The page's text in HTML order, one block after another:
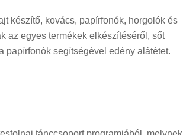
készítő, kovács, papírfonók, horgolók és
az egyes termékek elkészítéséről, sőt
papírfonók segítségével edény alátétet.